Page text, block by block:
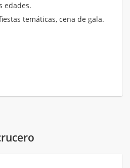
edades.
temáticas, cena de gala.